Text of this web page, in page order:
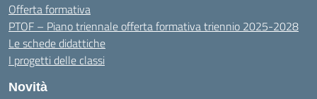
Offerta formativa
PTOF – Piano triennale offerta formativa triennio 2025-2028
Le schede didattiche
I progetti delle classi
Novità